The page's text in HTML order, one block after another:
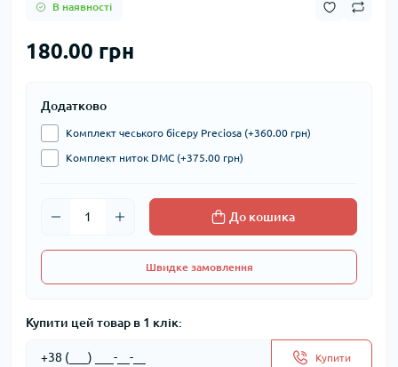
В наявності
180.00 грн
Додатково
Комплект чеського бісеру Preciosa (+360.00 грн)
Комплект ниток DMC (+375.00 грн)
До кошика
Швидке замовлення
Купити цей товар в 1 клік:
Купити